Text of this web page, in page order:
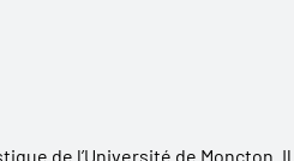
de l’Université de Moncton.